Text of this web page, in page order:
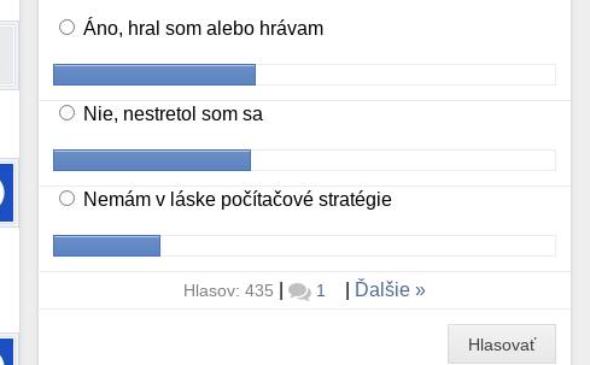
Áno, hral som alebo hrávam
Nie, nestretol som sa
Nemám v láske počítačové stratégie
Hlasov: 435 | 1 Ďalšie
Hlasovať